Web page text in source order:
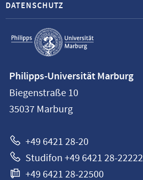
Service-
Navigation
DATENSCHUTZ
Philipps-
Universität
Marburg
Philipps-Universität Marburg
Biegenstraße 10
35037 Marburg
+49 6421 28-20
Studifon +49 6421 28-22222
+49 6421 28-22500